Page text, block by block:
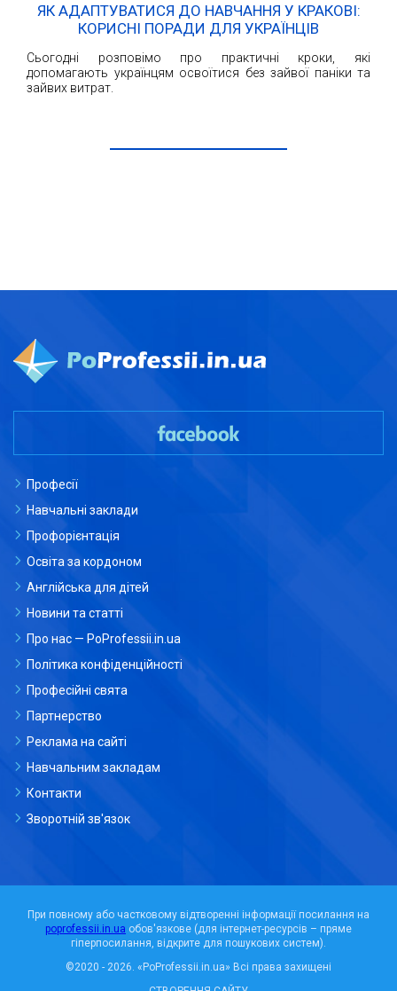
ЯК АДАПТУВАТИСЯ ДО НАВЧАННЯ У КРАКОВІ:
КОРИСНІ ПОРАДИ ДЛЯ УКРАЇНЦІВ
Сьогодні розповімо про практичні кроки, які
допомагають українцям освоїтися без зайвої паніки та
зайвих витрат.
Професії
Навчальні заклади
Профорієнтація
Освіта за кордоном
Англійська для дітей
Новини та статті
Про нас — PoProfessii.in.ua
Політика конфіденційності
Професійні свята
Партнерство
Реклама на сайті
Навчальним закладам
Контакти
Зворотній зв'язок
При повному або частковому відтворенні інформації посилання на
poprofessii.in.ua обов'язкове (для інтернет-ресурсів – пряме
гіперпосилання, відкрите для пошукових систем).
©2020 - 2026. «PoProfessii.in.ua» Всі права захищені